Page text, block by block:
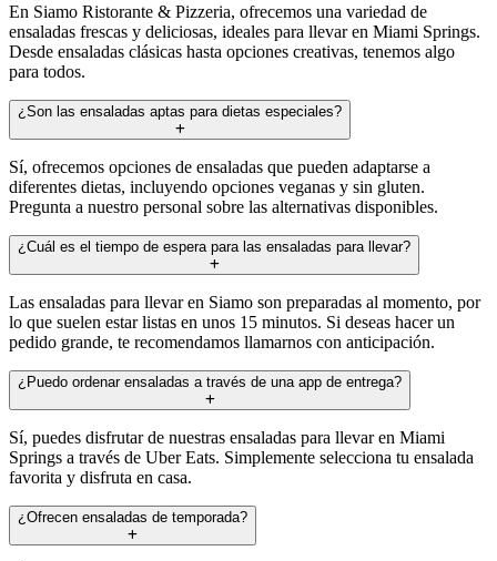
En Siamo Ristorante & Pizzeria, ofrecemos una variedad de
ensaladas frescas y deliciosas, ideales para llevar en Miami Springs.
Desde ensaladas clásicas hasta opciones creativas, tenemos algo
para todos.
¿Son las ensaladas aptas para dietas especiales?
Sí, ofrecemos opciones de ensaladas que pueden adaptarse a
diferentes dietas, incluyendo opciones veganas y sin gluten.
Pregunta a nuestro personal sobre las alternativas disponibles.
¿Cuál es el tiempo de espera para las ensaladas para llevar?
Las ensaladas para llevar en Siamo son preparadas al momento, por
lo que suelen estar listas en unos 15 minutos. Si deseas hacer un
pedido grande, te recomendamos llamarnos con anticipación.
¿Puedo ordenar ensaladas a través de una app de entrega?
Sí, puedes disfrutar de nuestras ensaladas para llevar en Miami
Springs a través de Uber Eats. Simplemente selecciona tu ensalada
favorita y disfruta en casa.
¿Ofrecen ensaladas de temporada?